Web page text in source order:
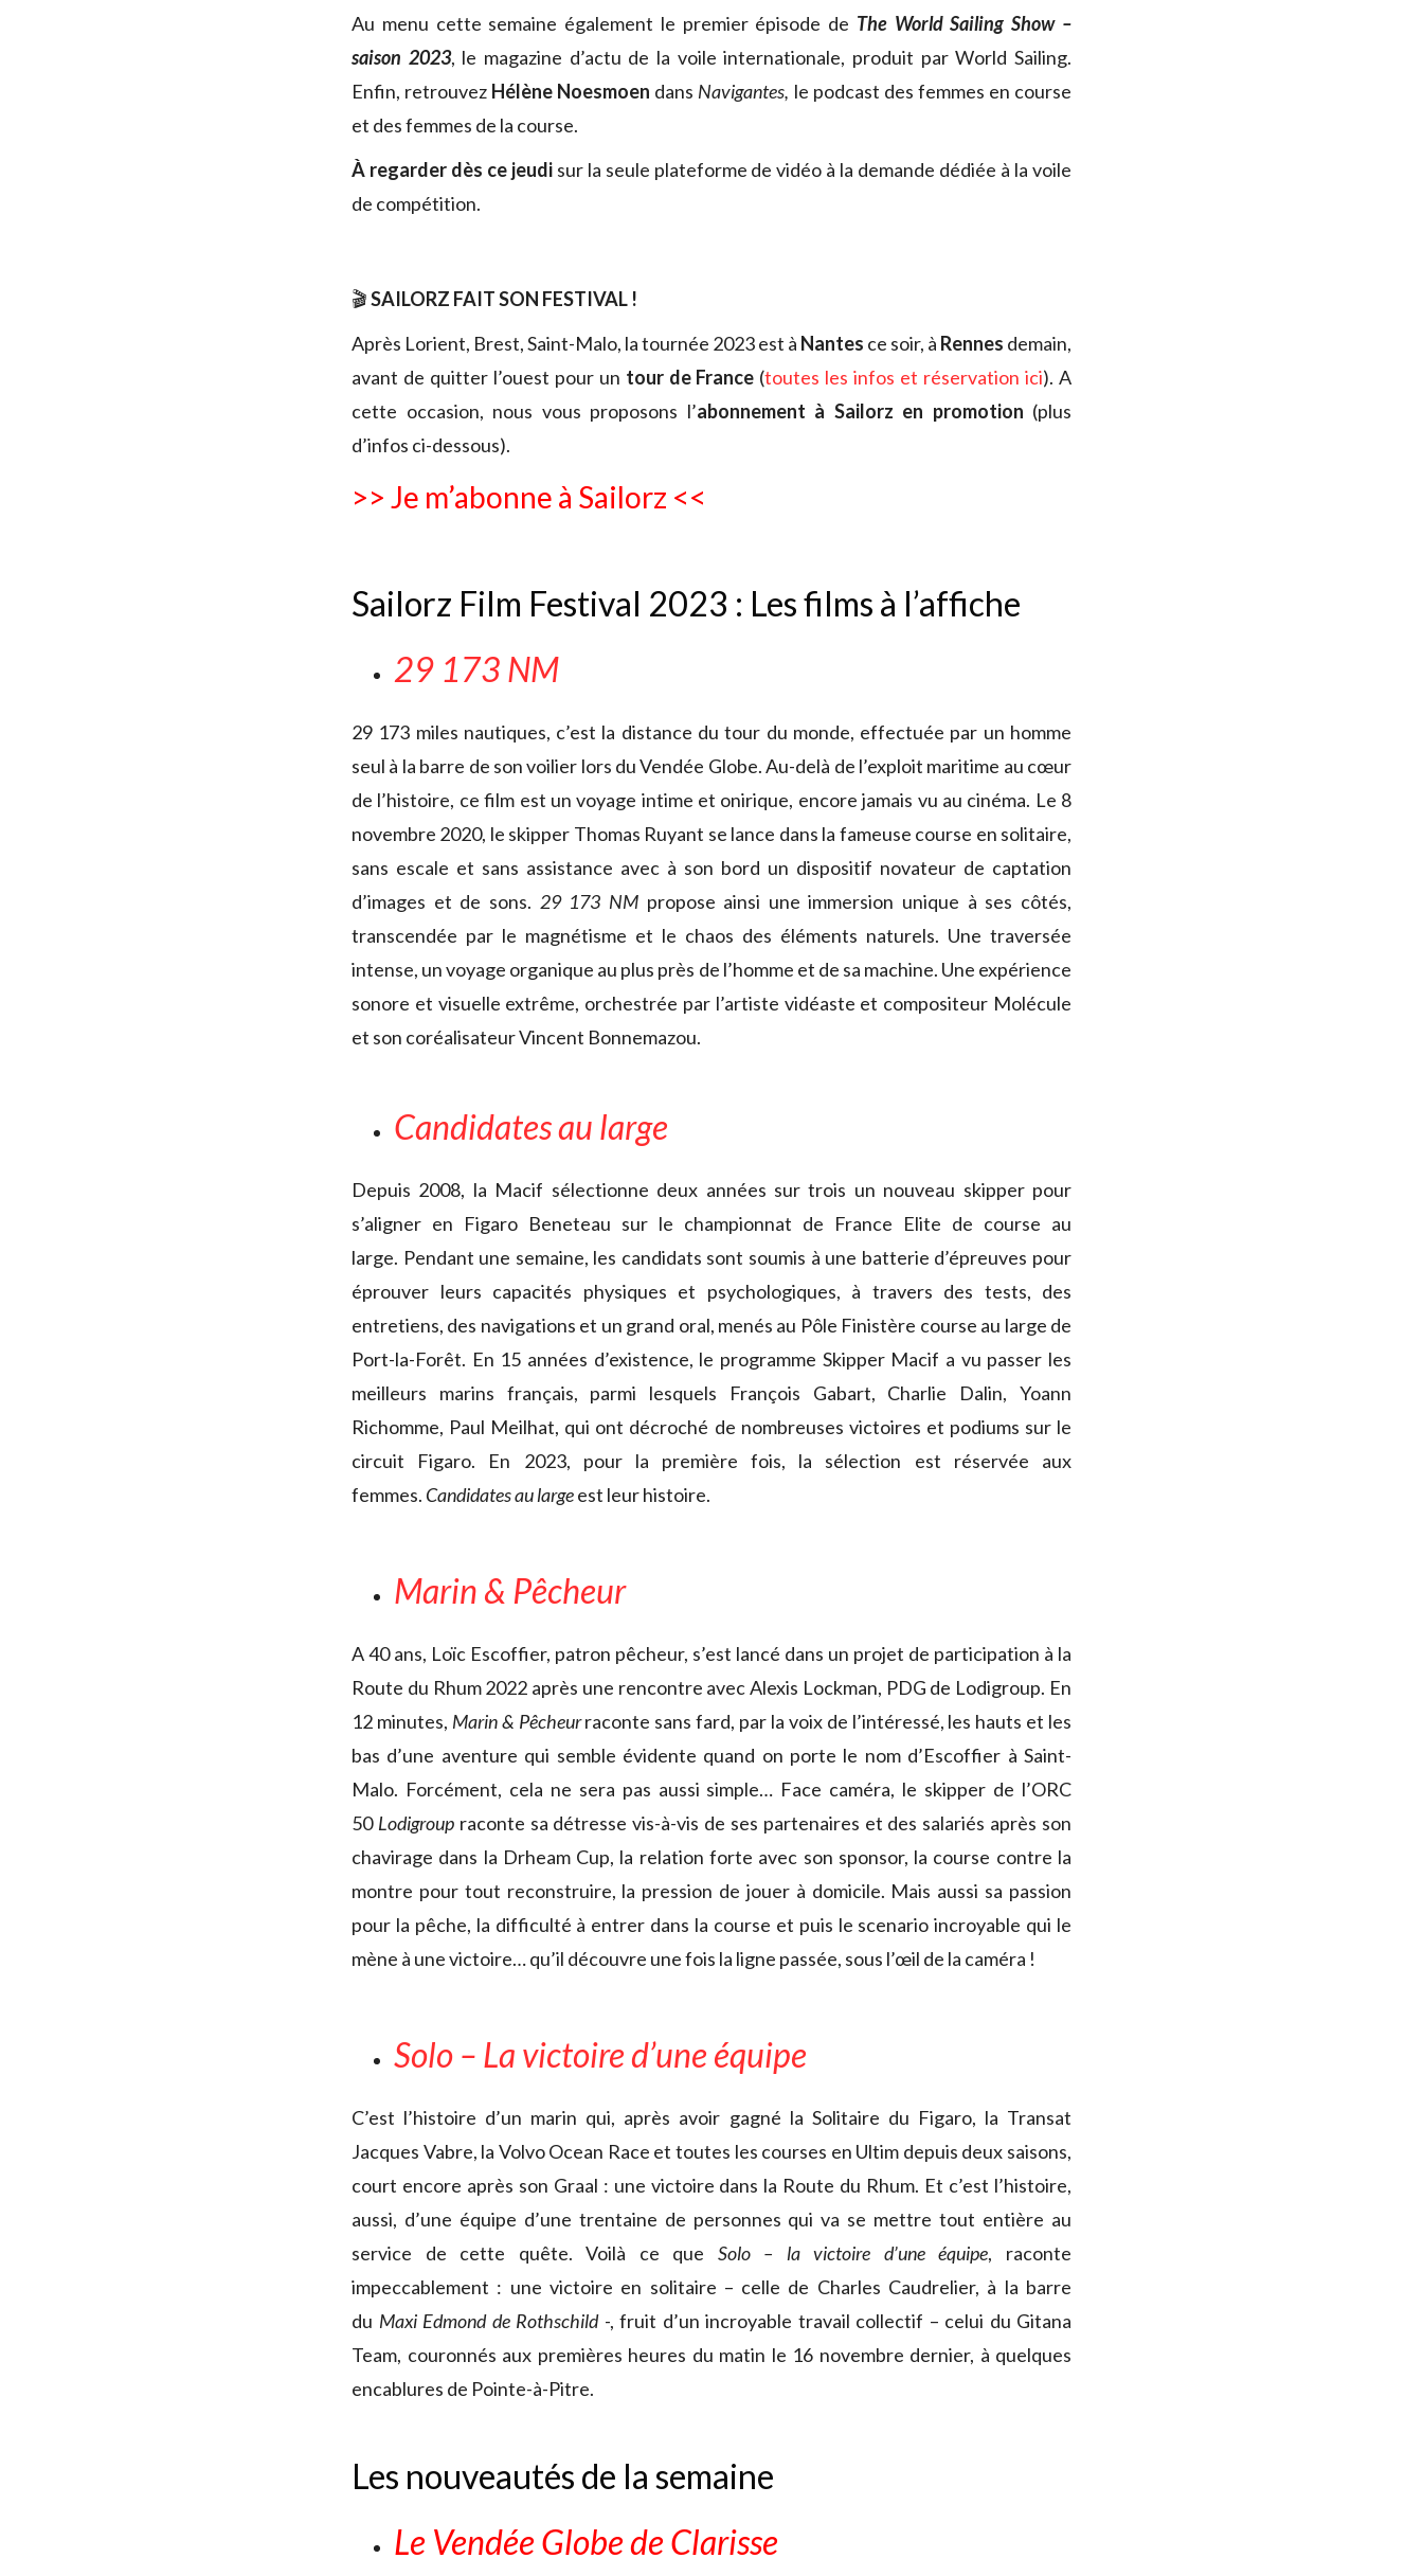
Au menu cette semaine également le premier épisode de The World Sailing Show –
saison 2023, le magazine d’actu de la voile internationale, produit par World Sailing.
Enfin, retrouvez Hélène Noesmoen dans Navigantes, le podcast des femmes en course
et des femmes de la course.
À regarder dès ce jeudi sur la seule plateforme de vidéo à la demande dédiée à la voile
de compétition.
🎬SAILORZ FAIT SON FESTIVAL !
Après Lorient, Brest, Saint-Malo, la tournée 2023 est à Nantes ce soir, à Rennes demain,
avant de quitter l’ouest pour un tour de France (toutes les infos et réservation ici). A
cette occasion, nous vous proposons l’abonnement à Sailorz en promotion (plus
d’infos ci-dessous).
>> Je m’abonne à Sailorz <<
Sailorz Film Festival 2023 : Les films à l’affiche
29 173 NM
29 173 miles nautiques, c’est la distance du tour du monde, effectuée par un homme
seul à la barre de son voilier lors du Vendée Globe. Au-delà de l’exploit maritime au cœur
de l’histoire, ce film est un voyage intime et onirique, encore jamais vu au cinéma. Le 8
novembre 2020, le skipper Thomas Ruyant se lance dans la fameuse course en solitaire,
sans escale et sans assistance avec à son bord un dispositif novateur de captation
d’images et de sons. 29 173 NMpropose ainsi une immersion unique à ses côtés,
transcendée par le magnétisme et le chaos des éléments naturels. Une traversée
intense, un voyage organique au plus près de l’homme et de sa machine. Une expérience
sonore et visuelle extrême, orchestrée par l’artiste vidéaste et compositeur Molécule
et son coréalisateur Vincent Bonnemazou.
Candidates au large
Depuis 2008, la Macif sélectionne deux années sur trois un nouveau skipper pour
s’aligner en Figaro Beneteau sur le championnat de France Elite de course au
large. Pendant une semaine, les candidats sont soumis à une batterie d’épreuves pour
éprouver leurs capacités physiques et psychologiques, à travers des tests, des
entretiens, des navigations et un grand oral, menés au Pôle Finistère course au large de
Port-la-Forêt. En 15 années d’existence, le programme Skipper Macif a vu passer les
meilleurs marins français, parmi lesquels François Gabart, Charlie Dalin, Yoann
Richomme, Paul Meilhat, qui ont décroché de nombreuses victoires et podiums sur le
circuit Figaro. En 2023, pour la première fois, la sélection est réservée aux
femmes. Candidates au largeest leur histoire.
Marin & Pêcheur
A 40 ans, Loïc Escoffier, patron pêcheur, s’est lancé dans un projet de participation à la
Route du Rhum 2022 après une rencontre avec Alexis Lockman, PDG de Lodigroup. En
12 minutes, Marin & Pêcheurraconte sans fard, par la voix de l’intéressé, les hauts et les
bas d’une aventure qui semble évidente quand on porte le nom d’Escoffier à Saint-
Malo. Forcément, cela ne sera pas aussi simple… Face caméra, le skipper de l’ORC
50 Lodigroupraconte sa détresse vis-à-vis de ses partenaires et des salariés après son
chavirage dans la Drheam Cup, la relation forte avec son sponsor, la course contre la
montre pour tout reconstruire, la pression de jouer à domicile. Mais aussi sa passion
pour la pêche, la difficulté à entrer dans la course et puis le scenario incroyable qui le
mène à une victoire… qu’il découvre une fois la ligne passée, sous l’œil de la caméra !
Solo – La victoire d’une équipe
C’est l’histoire d’un marin qui, après avoir gagné la Solitaire du Figaro, la Transat
Jacques Vabre, la Volvo Ocean Race et toutes les courses en Ultim depuis deux saisons,
court encore après son Graal : une victoire dans la Route du Rhum. Et c’est l’histoire,
aussi, d’une équipe d’une trentaine de personnes qui va se mettre tout entière au
service de cette quête. Voilà ce que Solo – la victoire d’une équipe, raconte
impeccablement : une victoire en solitaire – celle de Charles Caudrelier, à la barre
du Maxi Edmond de Rothschild-, fruit d’un incroyable travail collectif – celui du Gitana
Team, couronnés aux premières heures du matin le 16 novembre dernier, à quelques
encablures de Pointe-à-Pitre.
Les nouveautés de la semaine
Le Vendée Globe de Clarisse